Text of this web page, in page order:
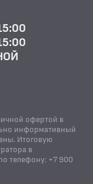
офертой в
информативный
Итоговую
в
телефону: +7 900